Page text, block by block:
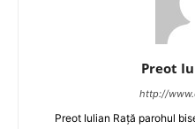
Preot
http://
Preot Iulian Rață parohul